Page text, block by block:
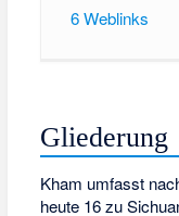
6Weblinks
Gliederung
Kham umfasst
heute 16 zu